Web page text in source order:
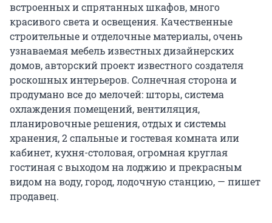
встроенных и спрятанных шкафов, много
красивого света и освещения. Качественные
строительные и отделочные материалы, очень
узнаваемая мебель известных дизайнерских
домов, авторский проект известного создателя
роскошных интерьеров. Солнечная сторона и
продумано все до мелочей: шторы, система
охлаждения помещений, вентиляция,
планировочные решения, отдых и системы
хранения, 2 спальные и гостевая комната или
кабинет, кухня-столовая, огромная круглая
гостиная с выходом на лоджию и прекрасным
видом на воду, город, лодочную станцию, — пишет
продавец.